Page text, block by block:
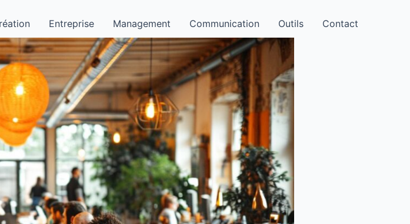
Entreprise Management Communication Outils Contact